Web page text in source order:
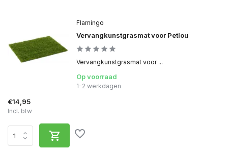
Flamingo
Vervangkunstgrasmat voor Petlou
Vervangkunstgrasmat voor ...
Op voorraad
1-2 werkdagen
€14,95
Incl. btw